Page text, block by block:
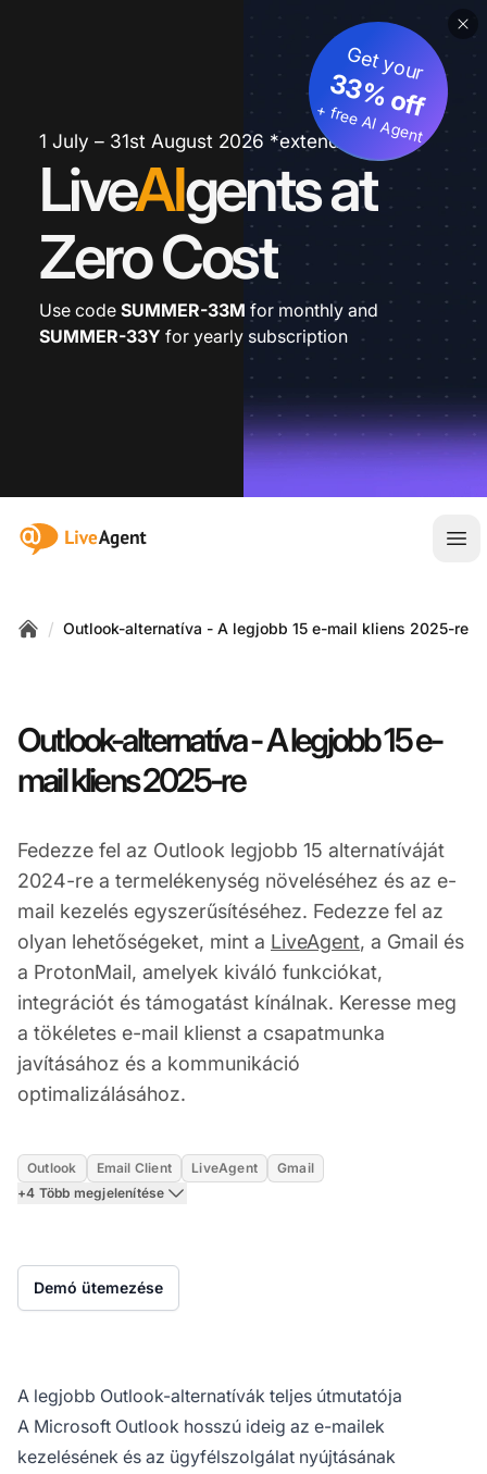
1 July – 31st August 2026 *extended
LiveAIgents at
Zero Cost
Get your
33% off
+ free AI Agent
Use code SUMMER-33M for monthly and
SUMMER-33Y for yearly subscription
:site.title
/ Outlook-alternatíva - A legjobb 15 e-mail kliens 2025-re
Outlook-alternatíva - A legjobb 15 e-
mail kliens 2025-re
Fedezze fel az Outlook legjobb 15 alternatíváját
2024-re a termelékenység növeléséhez és az e-
mail kezelés egyszerűsítéséhez. Fedezze fel az
olyan lehetőségeket, mint a LiveAgent, a Gmail és
a ProtonMail, amelyek kiváló funkciókat,
integrációt és támogatást kínálnak. Keresse meg
a tökéletes e-mail klienst a csapatmunka
javításához és a kommunikáció
optimalizálásához.
Outlook Email Client LiveAgent
Gmail
+4 Több megjelenítése
Demó ütemezése
A legjobb Outlook-alternatívák teljes útmutatója
A Microsoft Outlook hosszú ideig az e-mailek
kezelésének és az ügyfélszolgálat nyújtásának